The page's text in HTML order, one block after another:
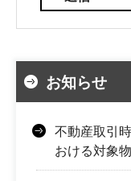
お知らせ
不動産取引
おける対象